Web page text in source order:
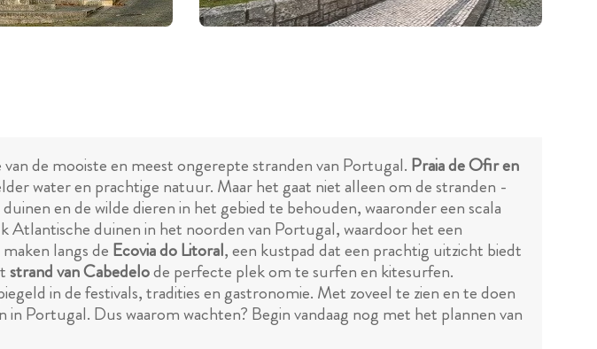
de mooiste en meest ongerepte stranden van Portugal. Praia de Ofir en
water en prachtige natuur. Maar het gaat niet alleen om de stranden -
en de wilde dieren in het gebied te behouden, waaronder een scala
Atlantische duinen in het noorden van Portugal, waardoor het een
langs de Ecovia do Litoral, een kustpad dat een prachtig uitzicht biedt
strand van Cabedelode perfecte plek om te surfen en kitesurfen.
in de festivals, tradities en gastronomie. Met zoveel te zien en te doen
Portugal. Dus waarom wachten? Begin vandaag nog met het plannen van